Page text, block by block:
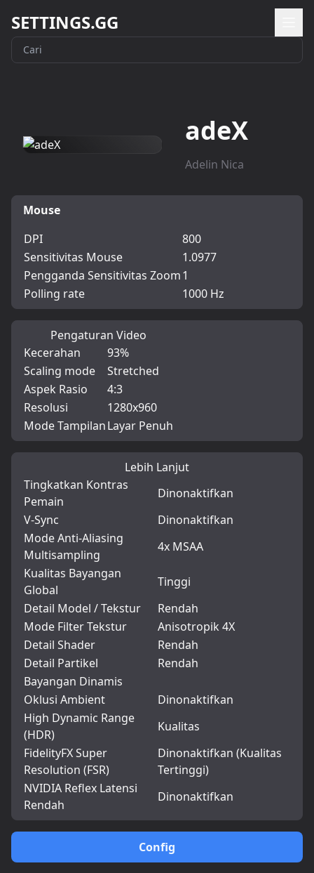
SETTINGS.GG
adeX
Adelin Nica
Config
Mouse
DPI
800
Sensitivitas Mouse
1.0977
Pengganda Sensitivitas Zoom1
Polling rate
1000 Hz
Pengaturan Video
Kecerahan
93%
Scaling mode
Stretched
Aspek Rasio
4:3
Resolusi
1280x960
Mode TampilanLayar Penuh
Lebih Lanjut
Tingkatkan Kontras
Pemain
Dinonaktifkan
V-Sync
Dinonaktifkan
Mode Anti-Aliasing
Multisampling
4x MSAA
Kualitas Bayangan
Global
Tinggi
Detail Model / Tekstur
Rendah
Mode Filter Tekstur
Anisotropik 4X
Detail Shader
Rendah
Detail Partikel
Rendah
Bayangan Dinamis
Oklusi Ambient
Dinonaktifkan
High Dynamic Range
(HDR)
Kualitas
FidelityFX Super
Resolution (FSR)
Dinonaktifkan (Kualitas
Tertinggi)
NVIDIA Reflex Latensi
Rendah
Dinonaktifkan